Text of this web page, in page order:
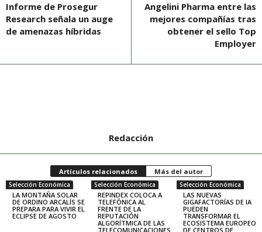
Informe de Prosegur
Research señala un auge
de amenazas híbridas
Angelini Pharma entre las
mejores compañías tras
obtener el sello Top
Employer
Redacción
Artículos relacionados Más del autor
Selección Económica
LA MONTAÑA SOLAR
DE ORDINO ARCALÍS SE
PREPARA PARA VIVIR EL
ECLIPSE DE AGOSTO
Selección Económica
REPINDEX COLOCA A
TELEFÓNICA AL
FRENTE DE LA
REPUTACIÓN
ALGORÍTMICA DE LAS
TELECOMUNICACIONES
Selección Económica
LAS NUEVAS
GIGAFACTORÍAS DE IA
PUEDEN
TRANSFORMAR EL
ECOSISTEMA EUROPEO
DE CENTROS DE